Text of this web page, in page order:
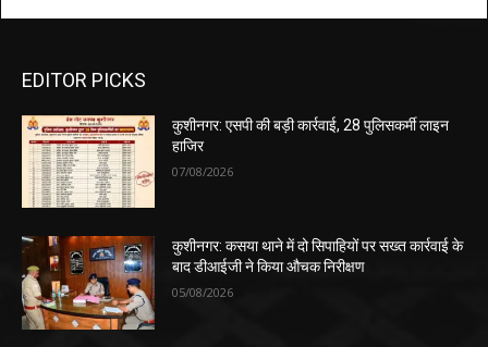
EDITOR PICKS
कुशीनगर: एसपी की बड़ी कार्रवाई, 28 पुलिसकर्मी लाइन
हाजिर
07/08/2026
कुशीनगर: कसया थाने में दो सिपाहियों पर सख्त कार्रवाई के
बाद डीआईजी ने किया औचक निरीक्षण
05/08/2026